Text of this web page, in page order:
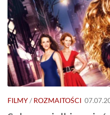
FILMY/ ROZMAITOŚCI